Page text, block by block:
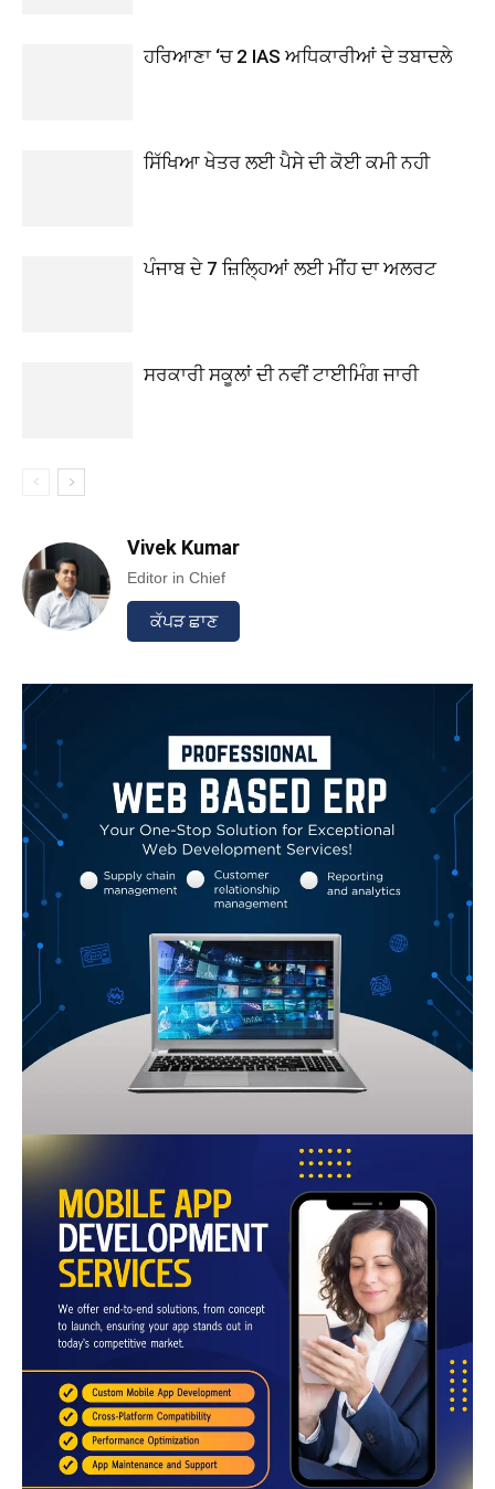
ਹਰਿਆਣਾ ‘ਚ 2 IAS ਅਧਿਕਾਰੀਆਂ ਦੇ ਤਬਾਦਲੇ
ਸਿੱਖਿਆ ਖੇਤਰ ਲਈ ਪੈਸੇ ਦੀ ਕੋਈ ਕਮੀ ਨਹੀ
ਪੰਜਾਬ ਦੇ 7 ਜ਼ਿਲ੍ਹਿਆਂ ਲਈ ਮੀਂਹ ਦਾ ਅਲਰਟ
ਸਰਕਾਰੀ ਸਕੂਲਾਂ ਦੀ ਨਵੀਂ ਟਾਈਮਿੰਗ ਜਾਰੀ
Vivek Kumar
Editor in Chief
ਕੱਪੜ ਛਾਣ